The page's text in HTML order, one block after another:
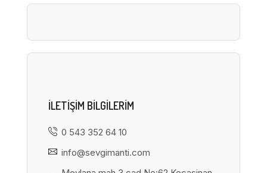
ILETIŞIM BILGILERIM
0 543 352 64 10
info@sevgimanti.com